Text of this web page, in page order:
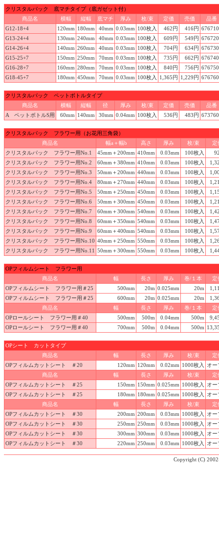
クリスタルパック 底マチタイプ（底ガゼット付）
商品名
横幅 縦幅 底マチ 厚み 枚/束 定価 売価
品番
G12-18+4
120mm 180mm 40mm 0.03mm 100枚入 462円 416円
G13-24+4
130mm 240mm 40mm 0.03mm 100枚入 609円 549円
G14-26+4
140mm 260mm 40mm 0.03mm 100枚入 704円 634円
G15-25+7
150mm 250mm 70mm 0.03mm 100枚入 735円 662円
G16-28+7
160mm 280mm 70mm 0.03mm 100枚入 840円 756円
G18-45+7
180mm 450mm 70mm 0.03mm 100枚入 1,365円 1,229円
クリスタルパック ペットボトルタイプ
商品名
横幅 縦幅 径 厚み 枚/束 定価 売価
品番
A ペットボトルS用
60mm 140mm 30mm 0.04mm 100枚入 536円 483円
クリスタルパック フラワー用（お花用三角袋）
商品名
幅a＋幅b 高さ 厚み 枚/束
定
クリスタルパック フラワー用No.1
45mm＋200mm 410mm 0.03mm 100枚入
クリスタルパック フラワー用No.2
60mm＋380mm 410mm 0.03mm 100枚入
クリスタルパック フラワー用No.3
50mm＋200mm 440mm 0.03mm 100枚入
クリスタルパック フラワー用No.4
80mm＋270mm 440mm 0.03mm 100枚入
クリスタルパック フラワー用No.5
50mm＋250mm 450mm 0.03mm 100枚入
クリスタルパック フラワー用No.6
50mm＋300mm 450mm 0.03mm 100枚入
クリスタルパック フラワー用No.7
60mm＋300mm 540mm 0.03mm 100枚入
クリスタルパック フラワー用No.8
60mm＋350mm 540mm 0.03mm 100枚入
クリスタルパック フラワー用No.9
60mm＋400mm 540mm 0.03mm 100枚入
クリスタルパック フラワー用No.10 40mm＋250mm 550mm 0.03mm 100枚入
クリスタルパック フラワー用No.11 50mm＋300mm 550mm 0.03mm 100枚入
OPフィルムシート フラワー用
商品名
幅 長さ 厚み 巻/１本
定
OPフィルムシート フラワー用＃25
500mm 20m 0.025mm 20m
OPフィルムシート フラワー用＃25
600mm 20m 0.025mm 20m
商品名
幅 長さ 厚み 巻/１本
定
OPロールシート フラワー用＃40
500mm 500m 0.04mm 500m
OPロールシート フラワー用＃40
700mm 500m 0.04mm 500m
OPシート カットタイプ
商品名
幅 長さ 厚み 枚/束
定
OPフィルムカットシート ＃20
120mm 120mm 0.02mm 1000枚入
オー
商品名
幅 長さ 厚み 枚/束
定
OPフィルムカットシート ＃25
150mm 150mm 0.025mm 1000枚入
オー
OPフィルムカットシート ＃25
180mm 180mm 0.025mm 1000枚入
オー
商品名
幅 長さ 厚み 枚/束
定
OPフィルムカットシート ＃30
200mm 200mm 0.03mm 1000枚入
オー
OPフィルムカットシート ＃30
250mm 250mm 0.03mm 1000枚入
オー
OPフィルムカットシート ＃30
300mm 300mm 0.03mm 1000枚入
オー
OPフィルムカットシート ＃30
220mm 250mm 0.03mm 1000枚入 オー
Copyright (C)